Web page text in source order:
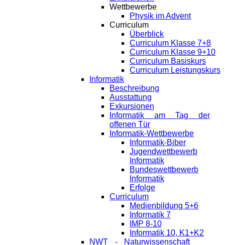
Wettbewerbe
Physik im Advent
Curriculum
Überblick
Curriculum Klasse 7+8
Curriculum Klasse 9+10
Curriculum Basiskurs
Curriculum Leistungskurs
Informatik
Beschreibung
Ausstattung
Exkursionen
Informatik am Tag der
offenen Tür
Informatik-Wettbewerbe
Informatik-Biber
Jugendwettbewerb
Informatik
Bundeswettbewerb
Informatik
Erfolge
Curriculum
Medienbildung 5+6
Informatik 7
IMP 8-10
Informatik 10, K1+K2
NWT - Naturwissenschaft